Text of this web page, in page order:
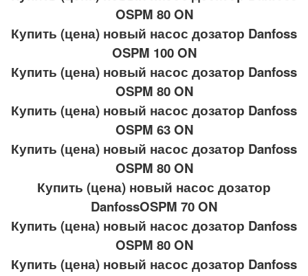
OSPM 80 ON
Купить (цена) новый насос дозатор Danfoss
OSPM 100 ON
Купить (цена) новый насос дозатор Danfoss
OSPM 80 ON
Купить (цена) новый насос дозатор Danfoss
OSPM 63 ON
Купить (цена) новый насос дозатор Danfoss
OSPM 80 ON
Купить (цена) новый насос дозатор
DanfossOSPM 70 ON
Купить (цена) новый насос дозатор Danfoss
OSPM 80 ON
Купить (цена) новый насос дозатор Danfoss